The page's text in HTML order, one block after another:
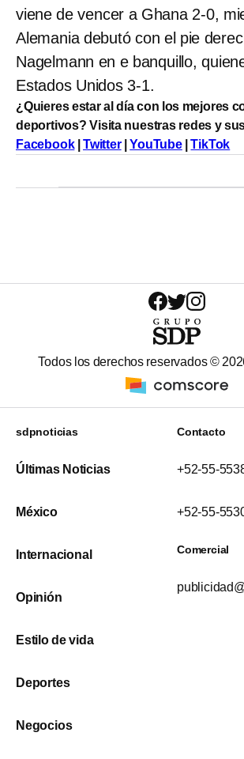
viene de vencer a Ghana 2-0,
Alemania debutó con el pie
Nagelmann en e banquillo,
Estados Unidos 3-1.
¿Quieres estar al día con los mejores
deportivos? Visita nuestras redes y
Facebook|Twitter|YouTube|TikTok
Todos los derechos reservados ©
sdpnoticias
Últimas Noticias
México
Internacional
Opinión
Estilo de vida
Deportes
Negocios
Contacto
+52-55-
+52-55-
Comercial